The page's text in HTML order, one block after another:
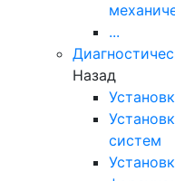
...
Назад
систем